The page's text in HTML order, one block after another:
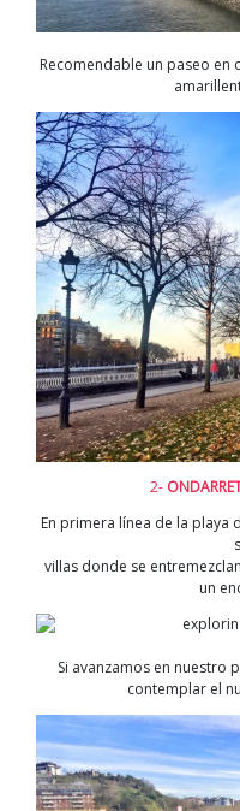
Recomendable un paseo
2-
En primera línea de la playa
villas donde se
un
Si avanzamos en nuestro
contemplar el